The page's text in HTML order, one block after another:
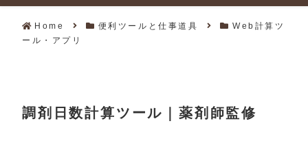
Home 便利ツールと仕事道具
Web計算ツ
ール・アプリ
調剤日数計算ツール｜薬剤師監修